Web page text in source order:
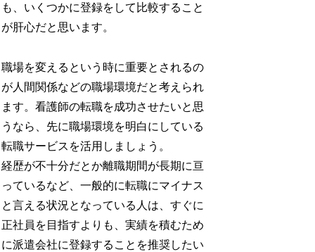
も、いくつかに登録をして比較すること
が肝心だと思います。
職場を変えるという時に重要とされるの
が人間関係などの職場環境だと考えられ
ます。看護師の転職を成功させたいと思
うなら、先に職場環境を明白にしている
転職サービスを活用しましょう。
経歴が不十分だとか離職期間が長期に亘
っているなど、一般的に転職にマイナス
と言える状況となっている人は、すぐに
正社員を目指すよりも、実績を積むため
に派遣会社に登録することを推奨したい